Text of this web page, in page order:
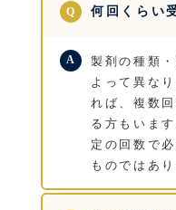
何回くらい
製剤の種類
よって異な
れば、複数
る方もいま
定の回数で
ものではあり